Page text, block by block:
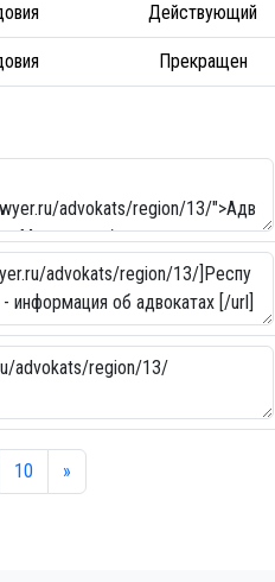
Действующий
Прекращен
10 »